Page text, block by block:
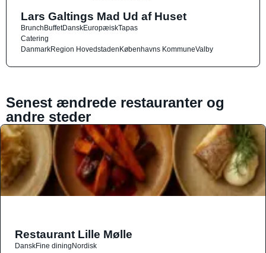
Lars Galtings Mad Ud af Huset
BrunchBuffetDanskEuropæiskTapas
Catering
DanmarkRegion HovedstadenKøbenhavns KommuneValby
Senest ændrede restauranter og
andre steder
Restaurant Lille Mølle
DanskFine diningNordisk